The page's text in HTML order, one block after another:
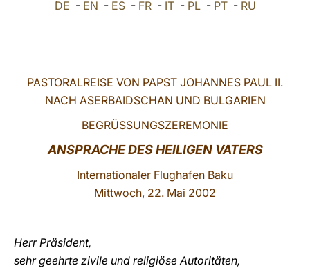
中文
LATINE
DE - EN - ES- FR- IT- PL- PT- RU
PASTORALREISE VON PAPST JOHANNES PAUL II.
NACH ASERBAIDSCHAN UND BULGARIEN
BEGRÜSSUNGSZEREMONIE
ANSPRACHE DES HEILIGEN VATERS
Internationaler Flughafen Baku
Mittwoch, 22. Mai 2002
Herr Präsident,
sehr geehrte zivile und religiöse Autoritäten,